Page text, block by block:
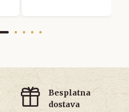
Besplatna
dostava